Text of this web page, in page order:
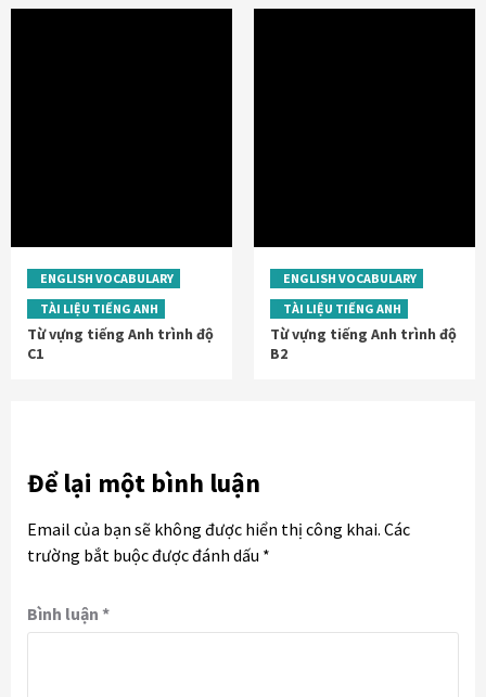
ENGLISH VOCABULARY
TÀI LIỆU TIẾNG ANH
Từ vựng tiếng Anh trình độ
C1
ENGLISH VOCABULARY
TÀI LIỆU TIẾNG ANH
Từ vựng tiếng Anh trình độ
B2
Để lại một bình luận
Email của bạn sẽ không được hiển thị công khai. Các
trường bắt buộc được đánh dấu *
Bình luận *